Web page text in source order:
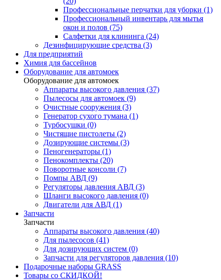
Профессиональные перчатки для уборки (1)
Профессиональный инвентарь для мытья
окон и полов (75)
Салфетки для клининга (24)
Дезинфицирующие средства (3)
Для предприятий
Химия для бассейнов
Оборудование для автомоек
Оборудование для автомоек
Аппараты высокого давления (37)
Пылесосы для автомоек (9)
Очистные сооружения (3)
Генератор сухого тумана (1)
Турбосушки (0)
Чистящие пистолеты (2)
Дозирующие системы (3)
Пеногенераторы (1)
Пенокомплекты (20)
Поворотные консоли (7)
Помпы АВД (9)
Регуляторы давления АВД (3)
Шланги высокого давления (0)
Двигатели для АВД (1)
Запчасти
Запчасти
Аппараты высокого давления (40)
Для пылесосов (41)
Для дозирующих систем (0)
Запчасти для регуляторов давления (10)
Подарочные наборы GRASS
Товары со СКИДКОЙ!